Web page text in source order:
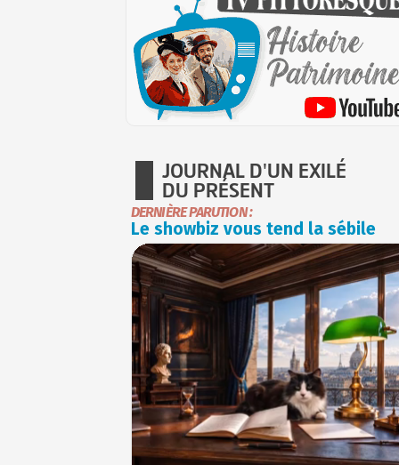
JOURNAL D'UN EXILÉ
DU PRÉSENT
DERNIÈRE PARUTION :
Le showbiz vous tend la sébile